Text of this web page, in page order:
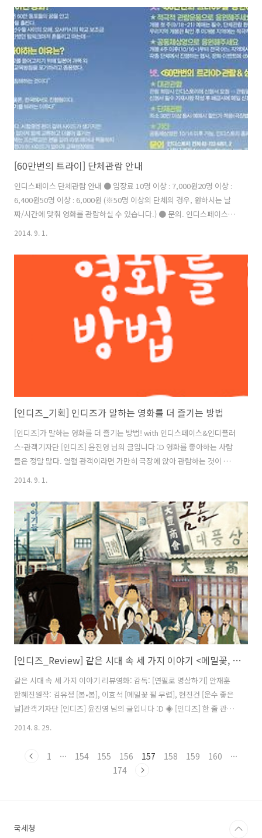
교폭력 등을 통해 청소년들의 외로움을 표현한 작품으로, 이번 신작은 ,
이후 ‘베를린국제영화제’에 또 한 번 정식 초청을 받았다. ‘베를린이 사랑
하는’ 이송희일 감독은 퀴어영화를 꾸준히 만들어 온 감독으로 유명한데,
그의 전작으로 먹먹한 사랑을 다룬 작품 (2012)가 떠올랐다. 는 2009년
실제로 일어났던 ‘종로 묻지마 폭행 사건’을..
[60만번의 트라이] 단체관람 안내
인디스페이스 단체관람 안내 ● 입장료 10명 이상 : 7,000원20명 이상 :
6,400원50명 이상 : 6,000원 (※50명 이상의 단체의 경우, 원하시는 날
짜/시간에 맞춰 영화를 관람하실 수 있습니다.) ● 문의. 인디스페이스
2014. 9. 1.
[인디즈_기획] 인디즈가 말하는 영화를 더 즐기는 방법
[인디즈]가 말하는 영화를 더 즐기는 방법! with 인디스페이스&인디플러
스-관객기자단 [인디즈] 윤진영 님의 글입니다 :D 영화를 좋아하는 사람
들은 정말 많다. 열혈 관객이라면 가만히 극장에 앉아 관람하는 것이 조
금 부족할 때가 있을 것이다. 그래서 영화를 3D/4D로 체험하기도 하고,
하고, 해설 프로그램을 통해 궁금한 것들을 질문하기도 한다. 바로 이렇
게 조금 더 영화를 즐기고 싶은 여러분들에게, 영화에 대한 무한한 갈증
을 느끼는 분들을 위해 영화를 조금 더 즐길 수 있는 팁을 나누고자 한다.
집중 좀 해서 영화를 보려고 기껏 영화관까지 왔는데, 시작 전 들른 화장
실에서 누군가 영화 결말을 이야기한다. 본의 아니게 스포를 당하고..
2014. 9. 1.
[인디즈_Review] 같은 시대 속 세 가지 이야기 <메밀꽃, 운수 좋은 날, 그리고 봄봄> 리뷰
같은 시대 속 세 가지 이야기 리뷰영화: 감독: [연필로 명상하기] 안재훈
한혜진원작: 김유정 [봄•봄], 이효석 [메밀꽃 필 무렵], 현진건 [운수 좋은
날]관객기자단 [인디즈] 윤진영 님의 글입니다 :D ◈ [인디즈] 한 줄 관람
2014. 8. 29.
1 ··· 154 155 156 157 158 159 160
···
174
국세청